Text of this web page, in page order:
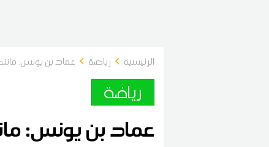
الرئيسية رياضة عماد بن يونس:
رياضة
عماد بن يونس: